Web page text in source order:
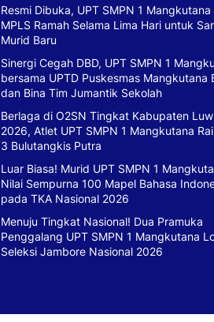
Resmi Dibuka, UPT SMPN 1 Mangkutana
MPLS Ramah Selama Lima Hari untuk
Murid Baru
Sinergi Cegah DBD, UPT SMPN 1
bersama UPTD Puskesmas Mangkutana
dan Bina Tim Jumantik Sekolah
Berlaga di O2SN Tingkat Kabupaten
2026, Atlet UPT SMPN 1 Mangkutana
3 Bulutangkis Putra
Luar Biasa! Murid UPT SMPN 1
Nilai Sempurna 100 Mapel Bahasa
pada TKA Nasional 2026
Menuju Tingkat Nasional! Dua Pramuka
Penggalang UPT SMPN 1 Mangkutana
Seleksi Jambore Nasional 2026